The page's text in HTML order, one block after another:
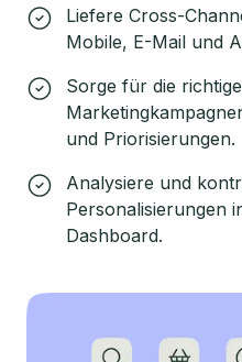
Liefere Cross-
Mobile, E-Mail und
Sorge für die
und Priorisierungen.
Analysiere und
Personalisierungen
Dashboard.